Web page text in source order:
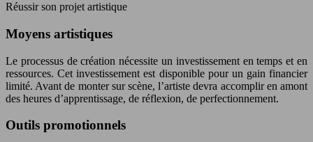
Réussir son projet artistique
Moyens artistiques
Le processus de création nécessite un investissement en temps et en
ressources. Cet investissement est disponible pour un gain financier
limité. Avant de monter sur scène, l’artiste devra accomplir en amont
des heures d’apprentissage, de réflexion, de perfectionnement.
Outils promotionnels